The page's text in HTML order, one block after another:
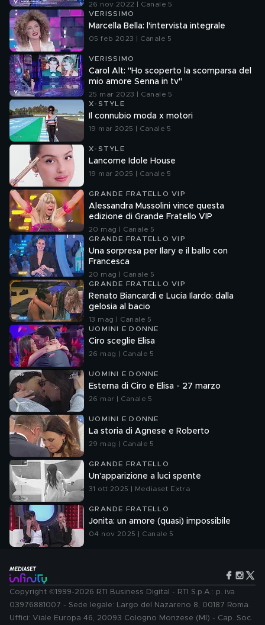
26 nov 2022 | Canale 5
VERISSIMO
Marcella Bella: l'intervista integrale
05 feb 2023 | Canale 5
VERISSIMO
Carol Alt: "Ho scoperto la scomparsa del
mio amore Senna in tv"
25 mar 2023 | Canale 5
X-STYLE
Il connubio moda x motori
19 mar 2025 | Canale 5
X-STYLE
Lancome Idole House
19 mar 2025 | Canale 5
GRANDE FRATELLO VIP
Alessandra Mussolini vince questa
edizione di Grande Fratello VIP
20 mag | Canale 5
GRANDE FRATELLO VIP
Una sorpresa per Ilary e il ballo con
Francesca
20 mag | Canale 5
GRANDE FRATELLO VIP
Renato Biancardi e Lucia Ilardo: dalla
gelosia al bacio
13 mag | Canale 5
UOMINI E DONNE
Ciro sceglie Elisa
26 mag | Canale 5
UOMINI E DONNE
Esterna di Ciro e Elisa - 27 marzo
26 mar | Canale 5
UOMINI E DONNE
La storia di Agnese e Roberto
29 mag | Canale 5
GRANDE FRATELLO
Un'apparizione a luci spente
31 ott 2025 | Mediaset Extra
GRANDE FRATELLO
Jonita: un amore (quasi) impossibile
04 nov 2025 | Canale 5
Copyright ©1999-2026 RTI Business Digital - RTI S.p.A.: p. iva
03976881007 - Sede legale: Largo del Nazareno 8, 00187 Roma.
Uffici: Viale Europa 46, 20093 Cologno Monzese (MI) - Cap. Soc.